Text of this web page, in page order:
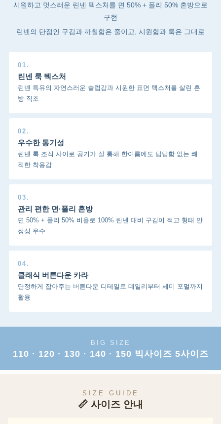
시원하고 멋스러운 린넨 텍스처를 면 50% + 폴리 50% 혼방으로
구현
린넨의 단점인 구김과 까칠함은 줄이고, 시원함과 룩은 그대로
01.
린넨 룩 텍스처
린넨 특유의 자연스러운 슬럽감과 시원한 표면 텍스처를 살린 혼
방 직조
02.
우수한 통기성
린넨 룩 조직 사이로 공기가 잘 통해 한여름에도 답답함 없는 쾌
적한 착용감
03.
관리 편한 면·폴리 혼방
면 50% + 폴리 50% 비율로 100% 린넨 대비 구김이 적고 형태 안
정성 우수
04.
클래식 버튼다운 카라
단정하게 잡아주는 버튼다운 디테일로 데일리부터 세미 포멀까지
활용
BIG SIZE
110 · 120 · 130 · 140 · 150 빅사이즈 5사이즈
SIZE GUIDE
📏 사이즈 안내